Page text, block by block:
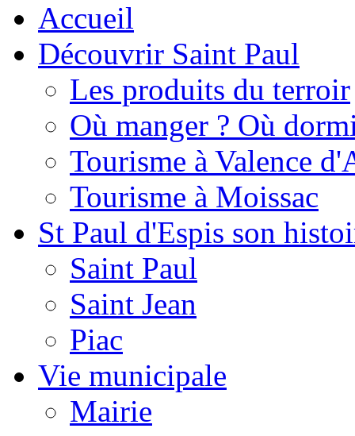
Accueil
Découvrir Saint Paul
Les produits du terroir
Où manger ? Où
Tourisme à Valence
Tourisme à Moissac
St Paul d'Espis son
Saint Paul
Saint Jean
Piac
Vie municipale
Mairie